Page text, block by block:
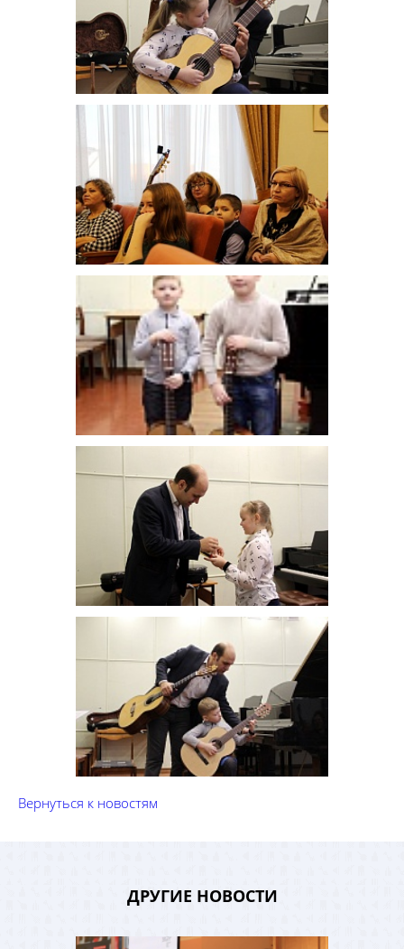
Вернуться к новостям
ДРУГИЕ НОВОСТИ